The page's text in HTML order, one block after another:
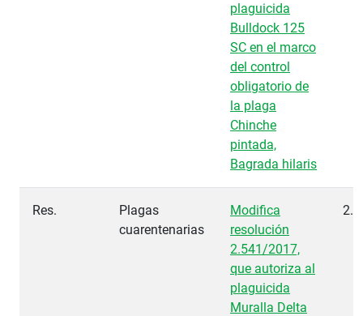
plaguicida
Bulldock 125
SC en el marco
del control
obligatorio de
la plaga
Chinche
pintada,
Bagrada hilaris
Res.
Plagas
cuarentenarias
Modifica
resolución
2.541/2017,
que autoriza al
plaguicida
Muralla Delta